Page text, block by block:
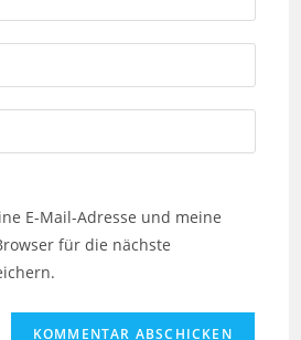
E-Mail-Adresse und meine
für die nächste